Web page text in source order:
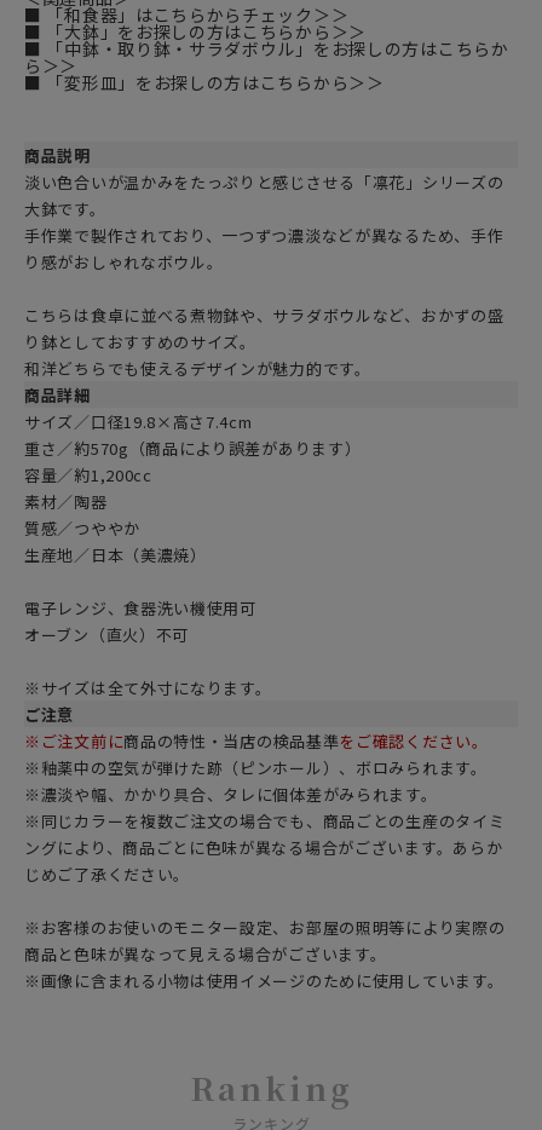
■ 「和食器」はこちらからチェック＞＞
■ 「大鉢」をお探しの方はこちらから＞＞
■ 「中鉢・取り鉢・サラダボウル」をお探しの方はこちらか
ら＞＞
■ 「変形皿」をお探しの方はこちらから＞＞
商品説明
淡い色合いが温かみをたっぷりと感じさせる「凛花」シリーズの
大鉢です。
手作業で製作されており、一つずつ濃淡などが異なるため、手作
り感がおしゃれなボウル。
こちらは食卓に並べる煮物鉢や、サラダボウルなど、おかずの盛
り鉢としておすすめのサイズ。
和洋どちらでも使えるデザインが魅力的です。
商品詳細
サイズ／口径19.8×高さ7.4cm
重さ／約570g（商品により誤差があります）
容量／約1,200cc
素材／陶器
質感／つややか
生産地／日本（美濃焼）
電子レンジ、食器洗い機使用可
オーブン（直火）不可
※サイズは全て外寸になります。
ご注意
※ご注文前に商品の特性・当店の検品基準をご確認ください。
※釉薬中の空気が弾けた跡（ピンホール）、ボロみられます。
※濃淡や幅、かかり具合、タレに個体差がみられます。
※同じカラーを複数ご注文の場合でも、商品ごとの生産のタイミ
ングにより、商品ごとに色味が異なる場合がございます。あらか
じめご了承ください。
※お客様のお使いのモニター設定、お部屋の照明等により実際の
商品と色味が異なって見える場合がございます。
※画像に含まれる小物は使用イメージのために使用しています。
Ranking
ランキング